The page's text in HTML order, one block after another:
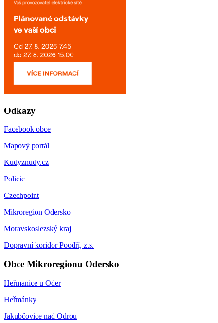
Odkazy
Facebook obce
Mapový portál
Kudyznudy.cz
Policie
Czechpoint
Mikroregion Odersko
Moravskoslezský kraj
Dopravní koridor Poodří, z.s.
Obce Mikroregionu Odersko
Heřmanice u Oder
Heřmánky
Jakubčovice nad Odrou